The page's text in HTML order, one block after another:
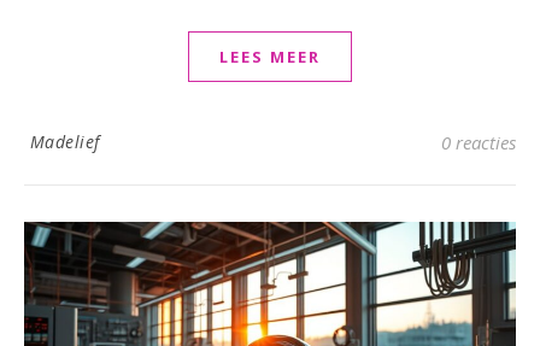
LEES MEER
Madelief 0 reacties